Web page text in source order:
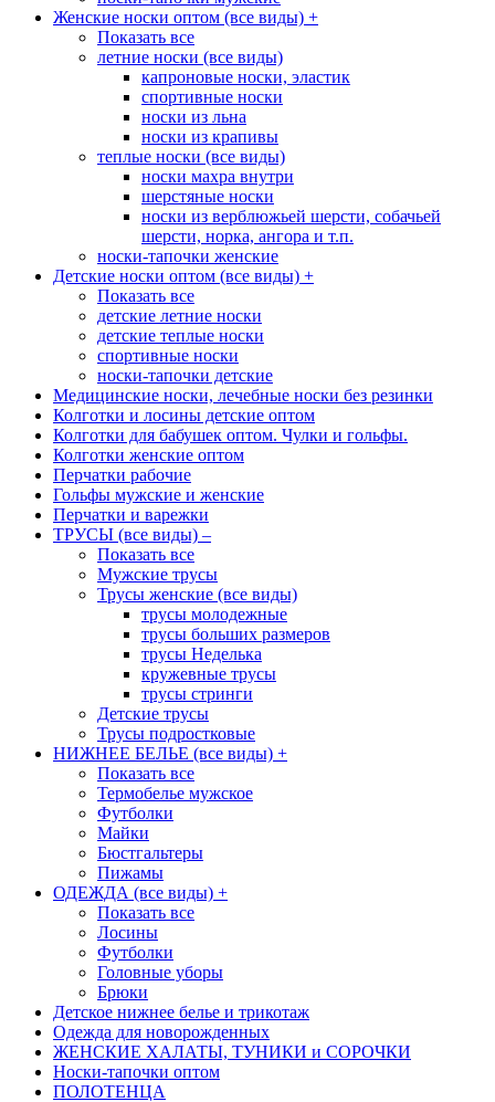
Женские носки оптом (все виды) +
Показать все
летние носки (все виды)
капроновые носки, эластик
спортивные носки
носки из льна
носки из крапивы
теплые носки (все виды)
носки махра внутри
шерстяные носки
носки из верблюжьей шерсти, собачьей
шерсти, норка, ангора и т.п.
носки-тапочки женские
Детские носки оптом (все виды) +
Показать все
детские летние носки
детские теплые носки
спортивные носки
носки-тапочки детские
Медицинские носки, лечебные носки без резинки
Колготки и лосины детские оптом
Колготки для бабушек оптом. Чулки и гольфы.
Колготки женские оптом
Перчатки рабочие
Гольфы мужские и женские
Перчатки и варежки
ТРУСЫ (все виды) –
Показать все
Мужские трусы
Трусы женские (все виды)
трусы молодежные
трусы больших размеров
трусы Неделька
кружевные трусы
трусы стринги
Детские трусы
Трусы подростковые
НИЖНЕЕ БЕЛЬЕ (все виды) +
Показать все
Термобелье мужское
Футболки
Майки
Бюстгальтеры
Пижамы
ОДЕЖДА (все виды) +
Показать все
Лосины
Футболки
Головные уборы
Брюки
Детское нижнее белье и трикотаж
Одежда для новорожденных
ЖЕНСКИЕ ХАЛАТЫ, ТУНИКИ и СОРОЧКИ
Носки-тапочки оптом
ПОЛОТЕНЦА